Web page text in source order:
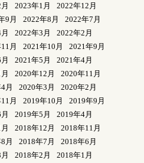
2023年1月
2022年12月
9月 2022年8月
2022年7月
2022年3月
2022年2月
月 2021年10月
2021年9月
2021年5月
2021年4月
2020年12月
2020年11月
月 2020年3月
2020年2月
月 2019年10月
2019年9月
2019年5月
2019年4月
2018年12月
2018年11月
月 2018年7月
2018年6月
2018年2月
2018年1月